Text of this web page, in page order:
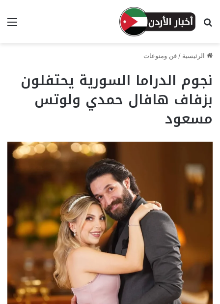
بحث عن
الرئيسية / فن ومنوعات
نجوم الدراما السورية يحتفلون
بزفاف هافال حمدي ولوتس
مسعود